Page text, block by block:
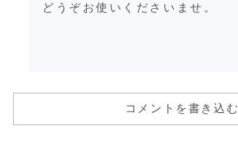
どうぞお使いくださいませ。
コメントを書き込む